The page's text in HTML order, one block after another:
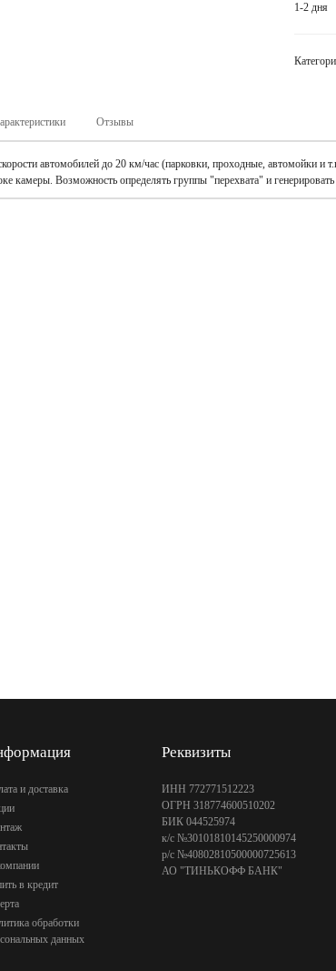
1-2 дня
Отзывы
автомобилей до 20 км/час (парковки, проходные, автомойки и
камеры. Возможность определять группы "перехвата" и
и доставка
в кредит
обработки
данных
Реквизиты
ИНН 772771512223
ОГРН 318774600510202
БИК 044525974
к/с №30101810145250000974
р/с №40802810500000725613
АО "ТИНЬКОФФ БАНК"